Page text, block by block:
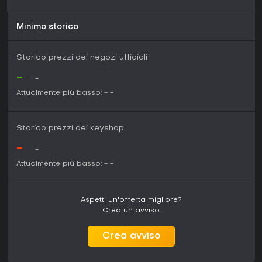
Minimo storico
Storico prezzi dei negozi ufficiali
- - -
Attualmente più basso: - -
Storico prezzi dei keyshop
- - -
Attualmente più basso: - -
Aspetti un'offerta migliore?
Crea un avviso.
Crea avviso